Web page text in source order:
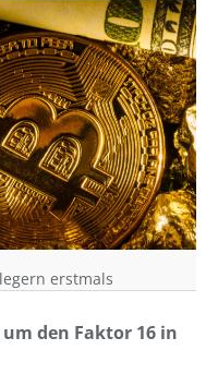
erstmals
den Faktor 16 in